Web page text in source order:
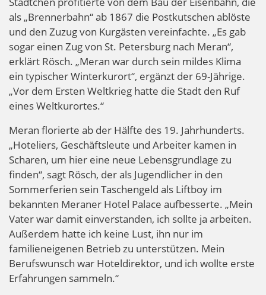
als „Brennerbahn“ ab 1867 die Postkutschen ablöste
und den Zuzug von Kurgästen vereinfachte. „Es gab
sogar einen Zug von St. Petersburg nach Meran“,
erklärt Rösch. „Meran war durch sein mildes Klima
ein typischer Winterkurort“, ergänzt der 69-Jährige.
„Vor dem Ersten Weltkrieg hatte die Stadt den Ruf
eines Weltkurortes.“
Meran florierte ab der Hälfte des 19. Jahrhunderts.
„Hoteliers, Geschäftsleute und Arbeiter kamen in
Scharen, um hier eine neue Lebensgrundlage zu
finden“, sagt Rösch, der als Jugendlicher in den
Sommerferien sein Taschengeld als Liftboy im
bekannten Meraner Hotel Palace aufbesserte. „Mein
Vater war damit einverstanden, ich sollte ja arbeiten.
Außerdem hatte ich keine Lust, ihn nur im
familieneigenen Betrieb zu unterstützen. Mein
Berufswunsch war Hoteldirektor, und ich wollte erste
Erfahrungen sammeln.“